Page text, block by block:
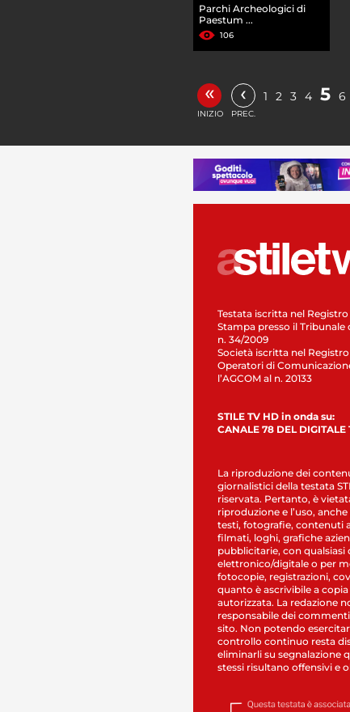
Parchi Archeologici di
Paestum ...
106
«
INIZIO
‹
PREC.
1 2 3 4 5 6
Testata iscritta nel Registro
Stampa presso il Tribunale
n. 34/2009
Società iscritta nel
Operatori di
l’AGCOM al n. 20133
STILE TV HD in onda su:
CANALE 78 DEL DIGITALE
La riproduzione dei
giornalistici della testata
riservata. Pertanto, è
riproduzione e l’uso,
testi, fotografie, contenuti
filmati, loghi, grafiche
pubblicitarie, con qualsiasi
elettronico/digitale o per
fotocopie, registrazioni,
quanto è ascrivibile a
autorizzata. La redazione
responsabile dei
sito. Non potendo
controllo continuo resta
eliminarli su segnalazione
stessi risultano offensivi e